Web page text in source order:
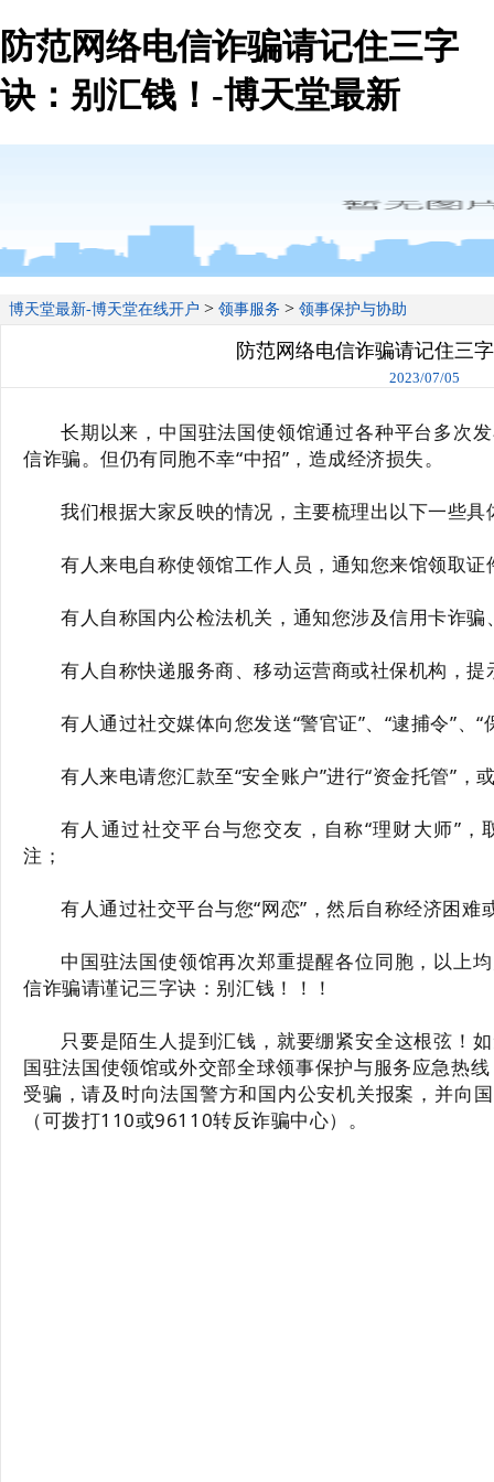
防范网络电信诈骗请记住三字
诀：别汇钱！-博天堂最新
博天堂最新-博天堂在线开户 > 领事服务 > 领事保护与协助
防范网络电信诈骗请记住三
2023/07/05
长期以来，中国驻法国使领馆通过各种平台多次
信诈骗。但仍有同胞不幸“中招”，造成经济损失。
我们根据大家反映的情况，主要梳理出以下一些具
有人来电自称使领馆工作人员，通知您来馆领取
有人自称国内公检法机关，通知您涉及信用卡诈
有人自称快递服务商、移动运营商或社保机构，
有人通过社交媒体向您发送“警官证”、“逮捕令”、“
有人来电请您汇款至“安全账户”进行“资金托管”，
有人通过社交平台与您交友，自称“理财大师”
注；
有人通过社交平台与您“网恋”，然后自称经济困
中国驻法国使领馆再次郑重提醒各位同胞，以上
信诈骗请谨记三字诀：别汇钱！！！
只要是陌生人提到汇钱，就要绷紧安全这根弦！
国驻法国使领馆或外交部全球领事保护与服务应急热
受骗，请及时向法国警方和国内公安机关报案，并向
（可拨打110或96110转反诈骗中心）。